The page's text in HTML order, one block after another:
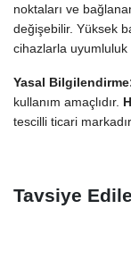
noktaları ve
değişebilir. Yüksek
cihazlarla uyumluluk
Yasal
kullanım amaçlıdır.
tescilli ticari markadır.
Tavsiye